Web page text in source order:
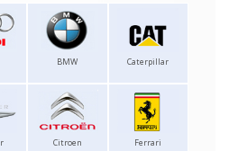
BMW Caterpillar
Citroen Ferrari